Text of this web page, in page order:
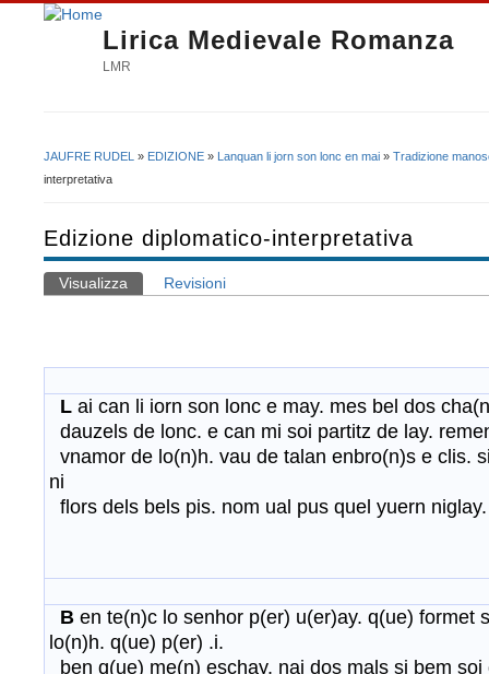
Lirica Medievale Romanza
LMR
Tu sei qui
JAUFRE RUDEL » EDIZIONE » Lanquan li jorn son lonc en mai » Tradizione
interpretativa
Edizione diplomatico-interpretativa
Schede primarie
Visualizza (scheda attiva)
Revisioni
L ai can li iorn son lonc e may. mes bel dos
dauzels de lonc. e can mi soi partitz de lay.
vnamor de lo(n)h. vau de talan enbro(n)s e clis.
ni
flors dels bels pis. nom ual pus quel yuern niglay.
B en te(n)c lo senhor p(er) u(er)ay. q(ue) formet
lo(n)h. q(ue) p(er) .i.
ben q(ue) me(n) eschay. nai dos mals si bem soi